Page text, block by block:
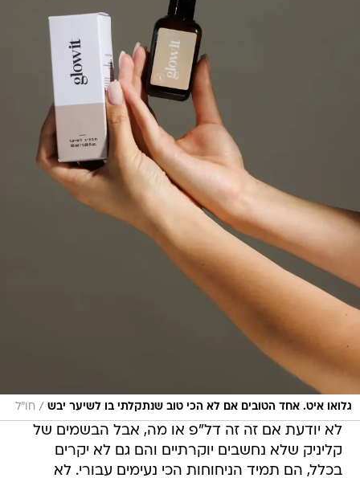
גלואו איט. אחד הטובים אם לא הכי טוב שנתקלתי בו לשיער יבש / חו"ל
לא יודעת אם זה זה דל"פ או מה, אבל הבשמים של
קליניק שלא נחשבים יוקרתיים והם גם לא יקרים
בכלל, הם תמיד הניחוחות הכי נעימים עבורי. לא